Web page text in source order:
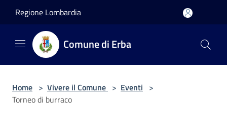
Regione Lombardia
Comune di Erba
Home > Vivere il Comune > Eventi >
Torneo di burraco